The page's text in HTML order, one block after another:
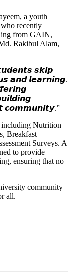
a youth
recently
from GAIN,
Rakibul Alam,
𝙨𝙠𝙞𝙥
𝙖𝙣𝙙 𝙡𝙚𝙖𝙧𝙣𝙞𝙣𝙜.
𝙘𝙤𝙢𝙢𝙪𝙣𝙞𝙩𝙮.”
including Nutrition
Breakfast
Surveys. A
to provide
ensuring that no
community
all.